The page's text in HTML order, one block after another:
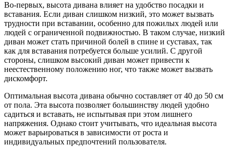
Во-первых, высота дивана влияет на удобство посадки и
вставания. Если диван слишком низкий, это может вызвать
трудности при вставании, особенно для пожилых людей или
людей с ограниченной подвижностью. В таком случае, низкий
диван может стать причиной болей в спине и суставах, так
как для вставания потребуется больше усилий. С другой
стороны, слишком высокий диван может привести к
неестественному положению ног, что также может вызвать
дискомфорт.
Оптимальная высота дивана обычно составляет от 40 до 50 см
от пола. Эта высота позволяет большинству людей удобно
садиться и вставать, не испытывая при этом лишнего
напряжения. Однако стоит учитывать, что идеальная высота
может варьироваться в зависимости от роста и
индивидуальных предпочтений пользователя.